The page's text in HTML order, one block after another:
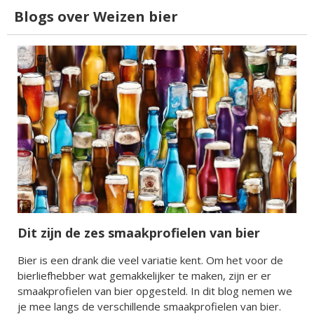
Blogs over Weizen bier
Dit zijn de zes smaakprofielen van bier
Bier is een drank die veel variatie kent. Om het voor de
bierliefhebber wat gemakkelijker te maken, zijn er er
smaakprofielen van bier opgesteld. In dit blog nemen we
je mee langs de verschillende smaakprofielen van bier.